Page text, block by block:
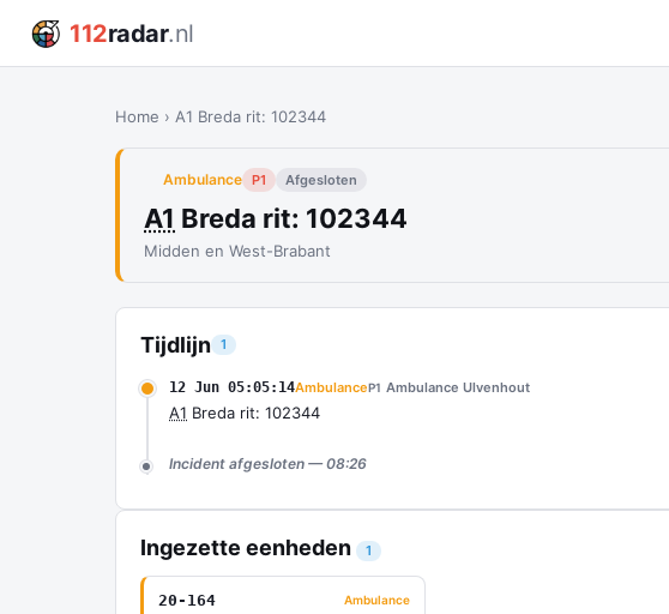
112radar.nl
Home › A1 Breda rit: 102344
Ambulance P1 Afgesloten
A1 Breda rit: 102344
Midden en West-Brabant
Tijdlijn 1
12 Jun 05:05:14AmbulanceP1 Ambulance Ulvenhout
A1 Breda rit: 102344
Incident afgesloten — 08:26
Ingezette eenheden 1
20-164 Ambulance